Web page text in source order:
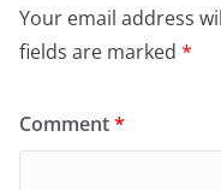
Your email address
fields are marked *
Comment*